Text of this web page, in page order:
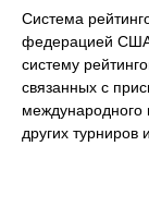
Система
федерацией
систему
связанных с
международного
других турниров